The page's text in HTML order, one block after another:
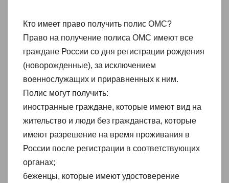
Кто имеет право получить полис ОМС?
Право на получение полиса ОМС имеют все
граждане России со дня регистрации рождения
(новорожденные), за исключением
военнослужащих и приравненных к ним.
Полис могут получить:
иностранные граждане, которые имеют вид на
жительство и люди без гражданства, которые
имеют разрешение на время проживания в
России после регистрации в соответствующих
органах;
беженцы, которые имеют удостоверение